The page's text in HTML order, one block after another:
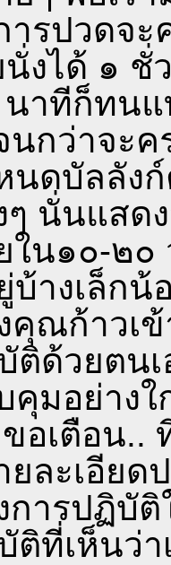
ารปวดจ
นั่งได้ ๑
าทีก็ทนแ
นกว่าจะค
นดบัลลังก์
ๆ นั่นแสด
ใน๑๐-๒๐
บ้างเล็ก
คุณก้าวเ
ติด้วยตนเ
คุมอย่าง
อเตือน..
ยละเอียด
การปฏิบัติ
ติที่เห็นว่า